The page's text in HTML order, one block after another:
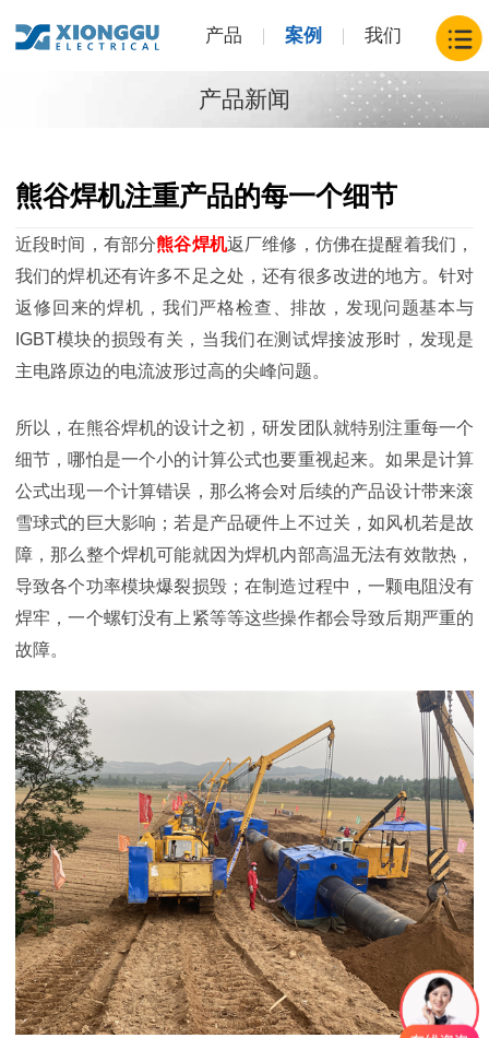
产品 案例 我们
产品新闻
熊谷焊机注重产品的每一个细节
近段时间，有部分熊谷焊机返厂维修，仿佛在提醒着我们，
我们的焊机还有许多不足之处，还有很多改进的地方。针对
返修回来的焊机，我们严格检查、排故，发现问题基本与
IGBT模块的损毁有关，当我们在测试焊接波形时，发现是
主电路原边的电流波形过高的尖峰问题。
所以，在熊谷焊机的设计之初，研发团队就特别注重每一个
细节，哪怕是一个小的计算公式也要重视起来。如果是计算
公式出现一个计算错误，那么将会对后续的产品设计带来滚
雪球式的巨大影响；若是产品硬件上不过关，如风机若是故
障，那么整个焊机可能就因为焊机内部高温无法有效散热，
导致各个功率模块爆裂损毁；在制造过程中，一颗电阻没有
焊牢，一个螺钉没有上紧等等这些操作都会导致后期严重的
故障。